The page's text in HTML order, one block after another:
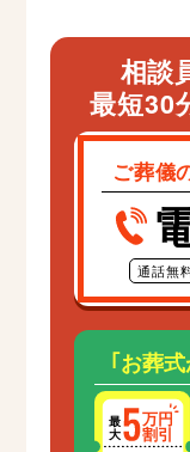
相談
最短30
ご葬儀
通話無
｢お葬